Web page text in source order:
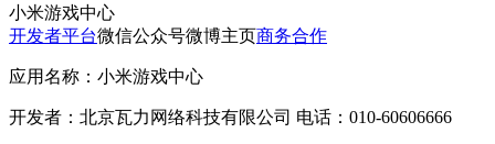
小米游戏中心
开发者平台微信公众号微博主页商务合作
应用名称：小米游戏中心
开发者：北京瓦力网络科技有限公司 电话：010-60606666